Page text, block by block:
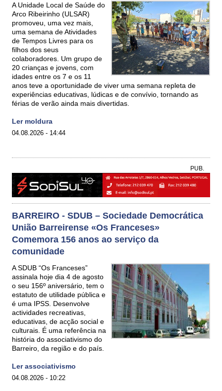
A Unidade Local de Saúde do
Arco Ribeirinho (ULSAR)
promoveu, uma vez mais,
uma semana de Atividades
de Tempos Livres para os
filhos dos seus
colaboradores. Um grupo de
20 crianças e jovens, com
idades entre os 7 e os 11
anos teve a oportunidade de viver uma semana repleta de
experiências educativas, lúdicas e de convívio, tornando as
férias de verão ainda mais divertidas.
Ler moldura
04.08.2026 - 14:44
PUB.
BARREIRO - SDUB – Sociedade Democrática
União Barreirense «Os Franceses»
Comemora 156 anos ao serviço da
comunidade
A SDUB “Os Franceses”
assinala hoje dia 4 de agosto
o seu 156º aniversário, tem o
estatuto de utilidade pública e
é uma IPSS. Desenvolve
actividades recreativas,
educativas, de acção social e
culturais. É uma referência na
história do associativismo do
Barreiro, da região e do país.
Ler associativismo
04.08.2026 - 10:22